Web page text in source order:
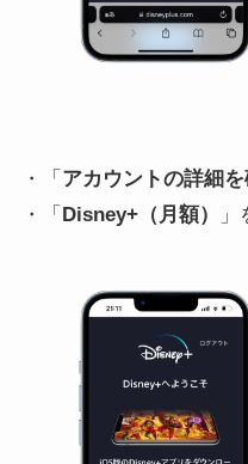
・「 アカウントの詳細
・「 Disney+（月額）